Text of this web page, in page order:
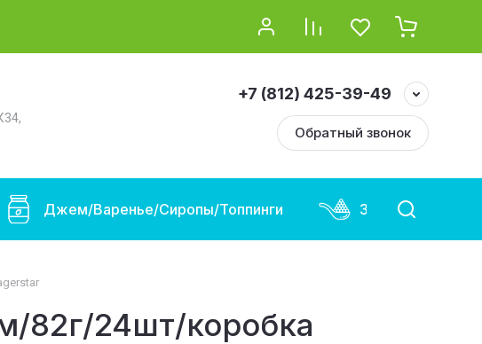
+7 (812) 425-39-49
Обратный звонок
Джем/Варенье/Сиропы/Топпинги Замороженная
82г/24шт/коробка